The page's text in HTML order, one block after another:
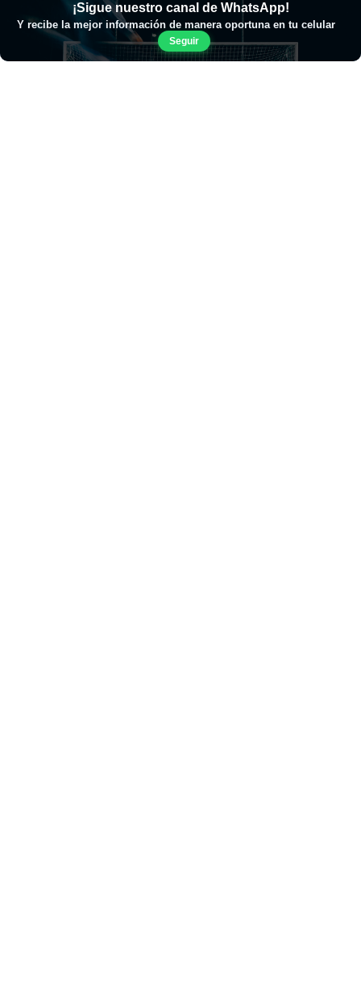
¡Sigue nuestro canal de WhatsApp!
Y recibe la mejor información de manera oportuna en tu celular
Seguir